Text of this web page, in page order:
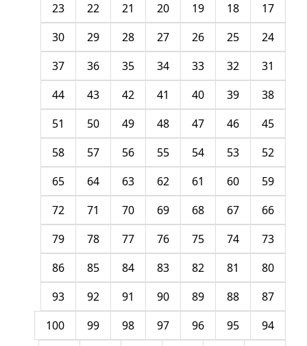
17
18
19
20
21
22
23
24
25
26
27
28
29
30
31
32
33
34
35
36
37
38
39
40
41
42
43
44
45
46
47
48
49
50
51
52
53
54
55
56
57
58
59
60
61
62
63
64
65
66
67
68
69
70
71
72
73
74
75
76
77
78
79
80
81
82
83
84
85
86
87
88
89
90
91
92
93
94
95
96
97
98
99
100